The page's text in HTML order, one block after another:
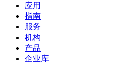
应用
指南
服务
机构
产品
企业库